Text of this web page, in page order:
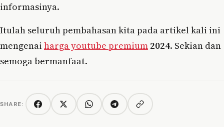
informasinya.
Itulah seluruh pembahasan kita pada artikel kali ini
mengenai harga youtube premium 2024. Sekian dan
semoga bermanfaat.
SHARE: FacebookTwitter/XWhatsAppTelegramCopy link